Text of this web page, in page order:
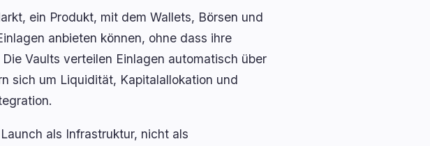
ein Produkt, mit dem Wallets, Börsen und
anbieten können, ohne dass ihre
Vaults verteilen Einlagen automatisch über
sich um Liquidität, Kapitalallokation und
als Infrastruktur, nicht als